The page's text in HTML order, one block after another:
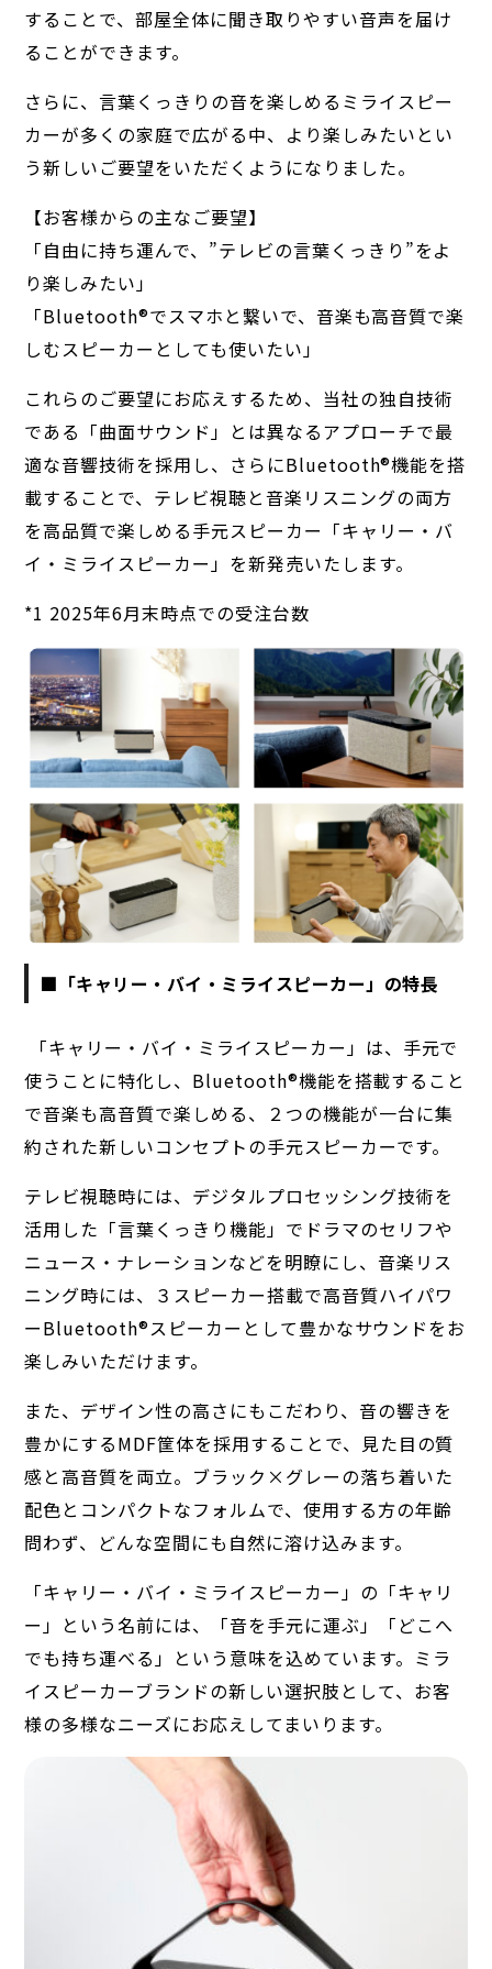
することで、部屋全体に聞き取りやすい音声を届け
ることができます。
さらに、言葉くっきりの音を楽しめるミライスピー
カーが多くの家庭で広がる中、より楽しみたいとい
う新しいご要望をいただくようになりました。
【お客様からの主なご要望】
「自由に持ち運んで、”テレビの言葉くっきり”をよ
り楽しみたい」
「Bluetooth®︎でスマホと繋いで、音楽も高音質で楽
しむスピーカーとしても使いたい」
これらのご要望にお応えするため、当社の独自技術
である「曲面サウンド」とは異なるアプローチで最
適な音響技術を採用し、さらにBluetooth®︎機能を搭
載することで、テレビ視聴と音楽リスニングの両方
を高品質で楽しめる手元スピーカー「キャリー・バ
イ・ミライスピーカー」を新発売いたします。
*1 2025年6月末時点での受注台数
■「キャリー・バイ・ミライスピーカー」の特長
「キャリー・バイ・ミライスピーカー」は、手元で
使うことに特化し、Bluetooth®︎機能を搭載すること
で音楽も高音質で楽しめる、２つの機能が一台に集
約された新しいコンセプトの手元スピーカーです。
テレビ視聴時には、デジタルプロセッシング技術を
活用した「言葉くっきり機能」でドラマのセリフや
ニュース・ナレーションなどを明瞭にし、音楽リス
ニング時には、３スピーカー搭載で高音質ハイパワ
ーBluetooth®︎スピーカーとして豊かなサウンドをお
楽しみいただけます。
また、デザイン性の高さにもこだわり、音の響きを
豊かにするMDF筐体を採用することで、見た目の質
感と高音質を両立。ブラック×グレーの落ち着いた
配色とコンパクトなフォルムで、使用する方の年齢
問わず、どんな空間にも自然に溶け込みます。
「キャリー・バイ・ミライスピーカー」の「キャリ
ー」という名前には、「音を手元に運ぶ」「どこへ
でも持ち運べる」という意味を込めています。ミラ
イスピーカーブランドの新しい選択肢として、お客
様の多様なニーズにお応えしてまいります。